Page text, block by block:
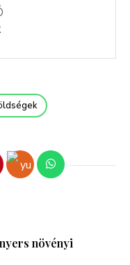
növényi